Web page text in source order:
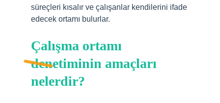
süreçleri kısalır ve çalışanlar kendilerini ifade
edecek ortamı bulurlar.
Çalışma ortamı
denetiminin amaçları
nelerdir?